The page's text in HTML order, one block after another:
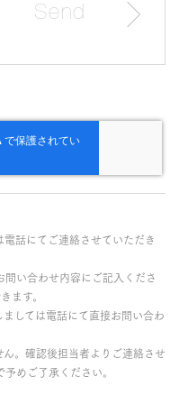
話にてご連絡させていただき
い合わせ内容にご記入くださ
ます。
しては電話にて直接お問い合わ
。確認後担当者よりご連絡させ
めご了承ください。